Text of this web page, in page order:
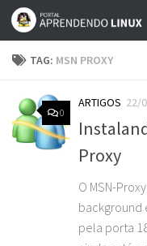
Skip to content
TAG: MSN PROXY
0
ARTIGOS 22/
Proxy
O MSN-
background
pela porta